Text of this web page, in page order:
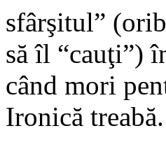
sfârşitul”
să îl “cauţi”)
când mori
Ironică